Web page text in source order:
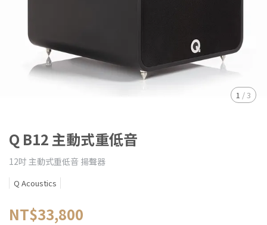
1 /3
Q B12 主動式重低音
12吋 主動式重低音 揚聲器
Q Acoustics
NT$33,800